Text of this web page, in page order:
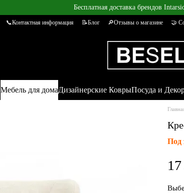
Бесплатная доставка брендов
📞Контактная информация 📝Блог 🔎Отзывы о магазине 🤝
Мебель для домаДизайнерские КоврыПосуда и
Под